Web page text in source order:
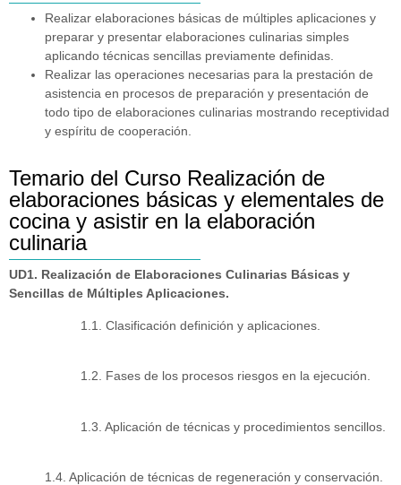
Realizar elaboraciones básicas de múltiples aplicaciones y
preparar y presentar elaboraciones culinarias simples
aplicando técnicas sencillas previamente definidas.
Realizar las operaciones necesarias para la prestación de
asistencia en procesos de preparación y presentación de
todo tipo de elaboraciones culinarias mostrando receptividad
y espíritu de cooperación.
Temario del Curso Realización de
elaboraciones básicas y elementales de
cocina y asistir en la elaboración
culinaria
UD1. Realización de Elaboraciones Culinarias Básicas y
Sencillas de Múltiples Aplicaciones.
1.1. Clasificación definición y aplicaciones.
1.2. Fases de los procesos riesgos en la ejecución.
1.3. Aplicación de técnicas y procedimientos sencillos.
1.4. Aplicación de técnicas de regeneración y conservación.